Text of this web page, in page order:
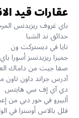
عقارات قيد
باي غروف ريزيدنس
حدائق ند الشبا
نايا في ديستركت ون
جميرا ريزيدنسز أسورا باي
صفا جيت من داماك
آدرس جراند داون تاون
دي آي إف سي هايتس
ألبيرو في خور دبي من
فلل بالاس أوسترا في